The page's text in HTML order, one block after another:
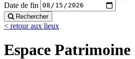
Date de fin
Rechercher
< retour aux lieux
Espace Patrimoine